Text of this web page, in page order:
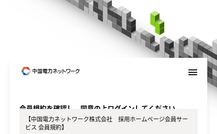
menu
会員規約を確認し、同意の上ログインしてください。
【中国電力ネットワーク株式会社 採用ホームページ会員サー
ビス 会員規約】